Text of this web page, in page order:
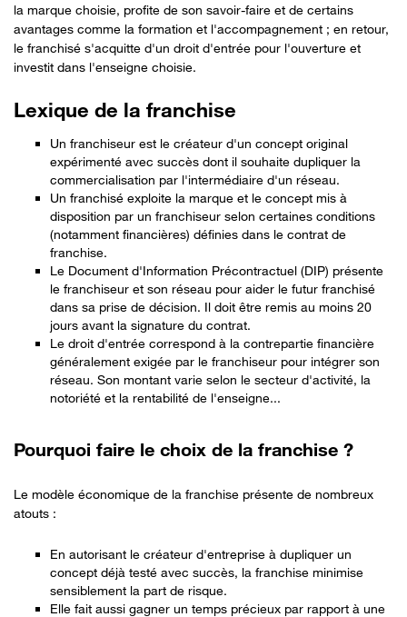
la marque choisie, profite de son savoir-faire et de certains
avantages comme la formation et l'accompagnement ; en retour,
le franchisé s'acquitte d'un droit d'entrée pour l'ouverture et
investit dans l'enseigne choisie.
Lexique de la franchise
Un franchiseur est le créateur d'un concept original
expérimenté avec succès dont il souhaite dupliquer la
commercialisation par l'intermédiaire d'un réseau.
Un franchisé exploite la marque et le concept mis à
disposition par un franchiseur selon certaines conditions
(notamment financières) définies dans le contrat de
franchise.
Le Document d'Information Précontractuel (DIP) présente
le franchiseur et son réseau pour aider le futur franchisé
dans sa prise de décision. Il doit être remis au moins 20
jours avant la signature du contrat.
Le droit d'entrée correspond à la contrepartie financière
généralement exigée par le franchiseur pour intégrer son
réseau. Son montant varie selon le secteur d'activité, la
notoriété et la rentabilité de l'enseigne...
Pourquoi faire le choix de la franchise ?
Le modèle économique de la franchise présente de nombreux
atouts :
En autorisant le créateur d'entreprise à dupliquer un
concept déjà testé avec succès, la franchise minimise
sensiblement la part de risque.
Elle fait aussi gagner un temps précieux par rapport à une